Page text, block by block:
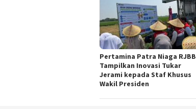
Pertamina Patra Niaga RJBB
Tampilkan Inovasi Tukar
Jerami kepada Staf Khusus
Wakil Presiden